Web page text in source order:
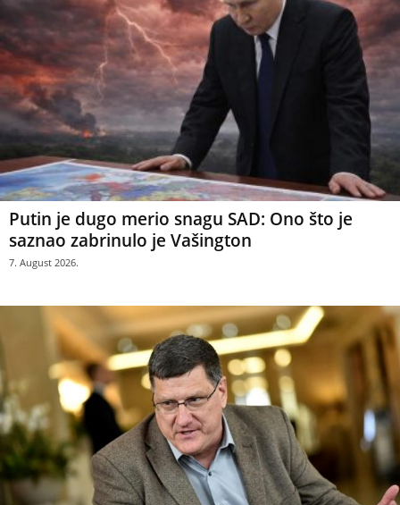
Putin je dugo merio snagu SAD: Ono što je
saznao zabrinulo je Vašington
7. August 2026.